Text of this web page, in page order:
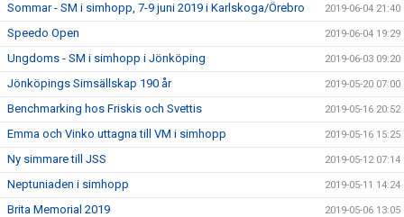
Sommar - SM i simhopp, 7-9 juni 2019 i Karlskoga/Örebro 2019-06-04 21:40
Speedo Open 2019-06-04 19:29
Ungdoms - SM i simhopp i Jönköping 2019-06-03 09:20
Jönköpings Simsällskap 190 år 2019-05-20 07:00
Benchmarking hos Friskis och Svettis 2019-05-16 20:52
Emma och Vinko uttagna till VM i simhopp 2019-05-16 15:25
Ny simmare till JSS 2019-05-12 07:14
Neptuniaden i simhopp 2019-05-11 14:24
Brita Memorial 2019 2019-05-06 13:05